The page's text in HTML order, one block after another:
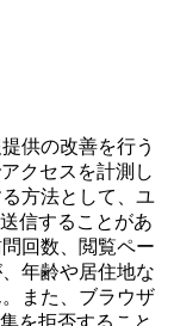
供の改善を行う
クセスを計測し
方法として、ユ
信することがあ
回数、閲覧ペー
年齢や居住地な
また、ブラウザ
を拒否すること